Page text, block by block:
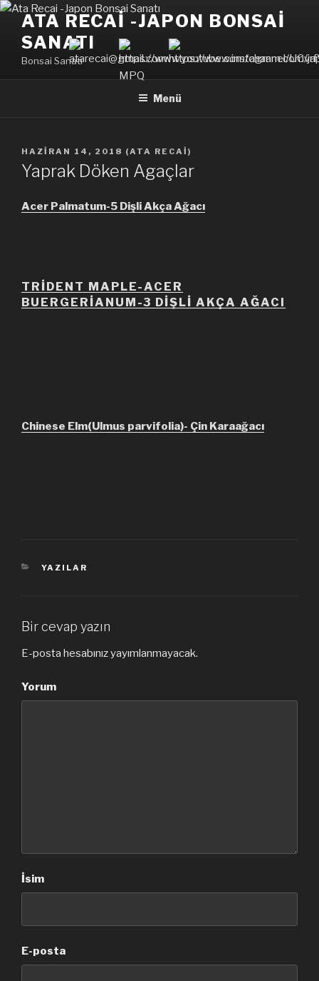
İçeriğe
ATA RECAI -JAPON BONSAI
SANATI
Bonsai Sanatı
Menü
YAYIM
TARIHI
HAZIRAN 14, 2018 (ATA RECAI )
Yaprak Döken Agaçlar
Acer Palmatum-5 Dişli Akça Ağacı
TRIDENT MAPLE-ACER
BUERGERIANUM-3 DİŞLİAKÇA AĞACI
Chinese Elm(Ulmus parvifolia)- Çin Karaağacı
KATEGORILER
YAZILAR
Bir cevap yazın
E-posta hesabınız yayımlanmayacak.
Yorum
İsim
E-posta